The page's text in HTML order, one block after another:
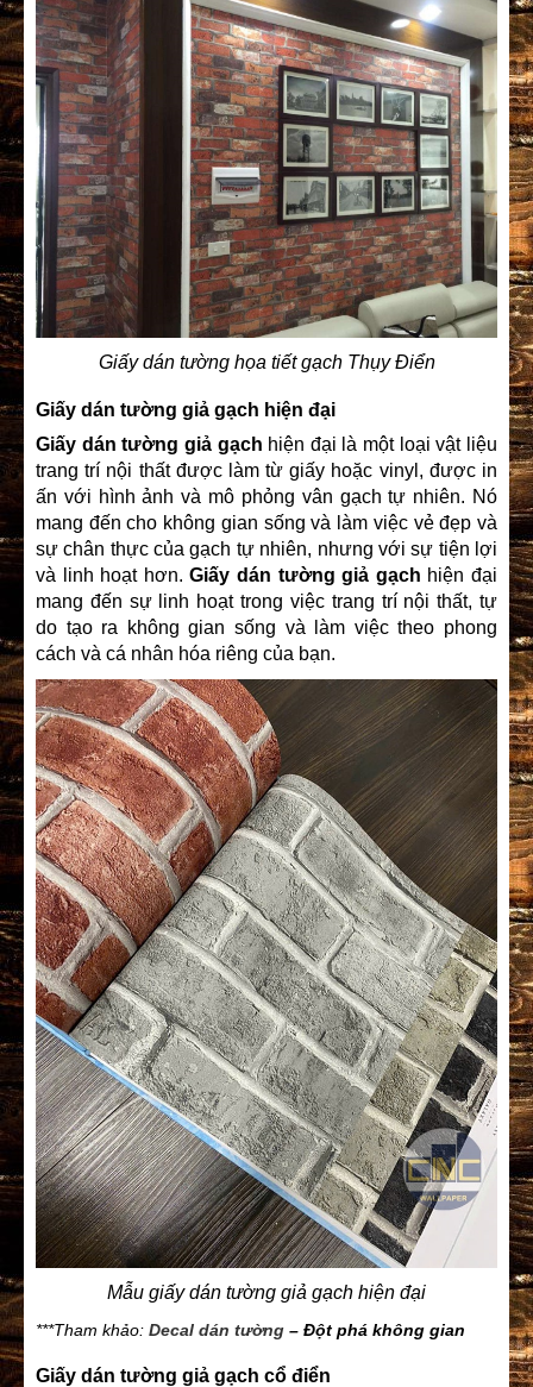
Giấy dán tường họa tiết gạch Thụy Điển
Giấy dán tường giả gạch hiện đại
Giấy dán tường giả gạch hiện đại là một loại vật liệu
trang trí nội thất được làm từ giấy hoặc vinyl, được in
ấn với hình ảnh và mô phỏng vân gạch tự nhiên. Nó
mang đến cho không gian sống và làm việc vẻ đẹp và
sự chân thực của gạch tự nhiên, nhưng với sự tiện lợi
và linh hoạt hơn.Giấy dán tường giả gạch hiện đại
mang đến sự linh hoạt trong việc trang trí nội thất, tự
do tạo ra không gian sống và làm việc theo phong
cách và cá nhân hóa riêng của bạn.
Mẫu giấy dán tường giả gạch hiện đại
***Tham khảo: Decal dán tường – Đột phá không gian
Giấy dán tường giả gạch cổ điển